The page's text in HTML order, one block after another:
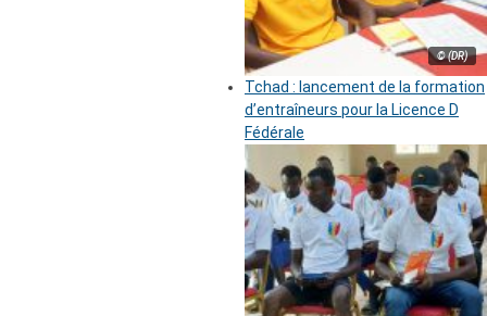
© (DR)
Tchad : lancement de la formation
d’entraîneurs pour la Licence D
Fédérale